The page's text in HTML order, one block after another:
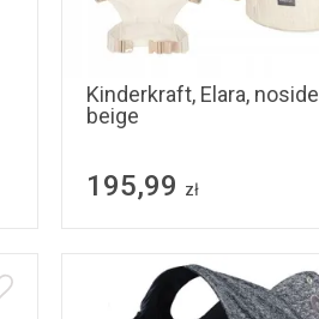
Kinderkraft, Elara,
beige
195,99 zł